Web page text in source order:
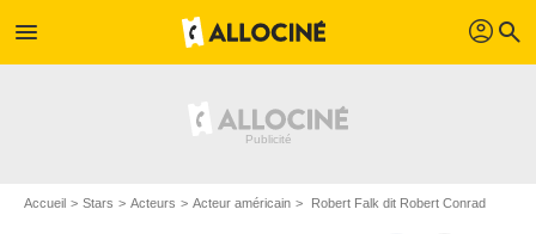
menu profil search
Accueil Stars Acteurs Acteur américain Robert Falk dit Robert Conrad